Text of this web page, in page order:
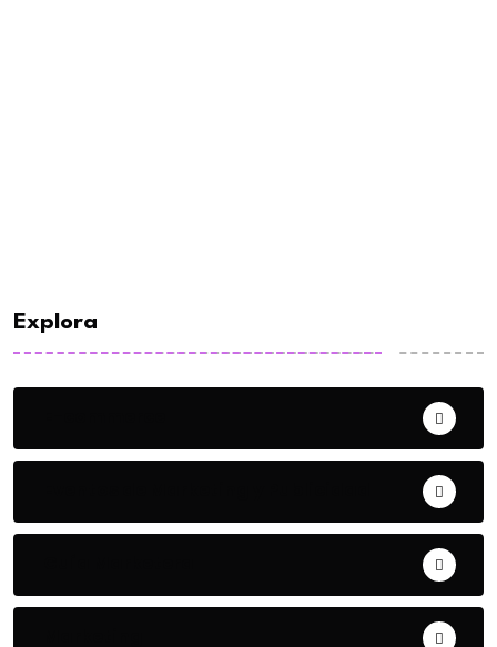
Explora